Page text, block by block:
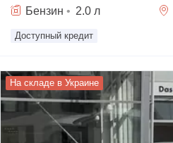
Бензин • 2.0 л
Доступный кредит
На складе в Украине